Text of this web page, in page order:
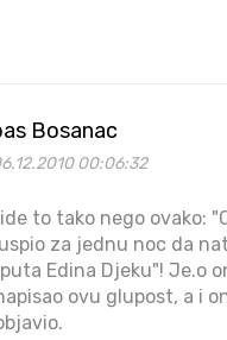
Bosanac
00:06:32
to tako nego ovako:
za jednu noc da
Edina Djeku"! Je.o
ovu glupost, a i